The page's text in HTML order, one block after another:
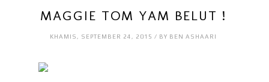
MAGGIE TOM YAM BELUT !
KHAMIS, SEPTEMBER 24, 2015 / BY BEN ASHAARI